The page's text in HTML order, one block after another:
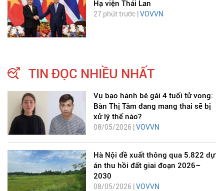
Hạ viện Thái Lan
27 phút trước | VOVVN
TIN ĐỌC NHIỀU NHẤT
Vụ bạo hành bé gái 4 tuổi tử vong:
Bàn Thị Tâm đang mang thai sẽ bị
xử lý thế nào?
08/05/2026 | VOVVN
Hà Nội đề xuất thông qua 5.822 dự
án thu hồi đất giai đoạn 2026–
2030
08/05/2026 | VOVVN